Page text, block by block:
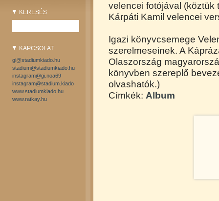
KERESÉS
KAPCSOLAT
gi@stadiumkiado.hu
stadium@stadiumkiado.hu
instagram@gi.noa69
instagram@stadium.kiado
www.stadiumkiado.hu
www.ratkay.hu
velencei fotójával (köztük
Kárpáti Kamil velencei
Igazi könyvcsemege
szerelmeseinek. A
Olaszország
könyvben szereplő
olvashatók.)
Címkék: Album